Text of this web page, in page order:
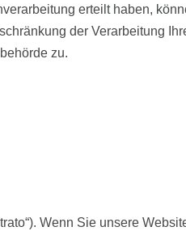
erteilt haben,
der Verarbeitung
zu.
Wenn Sie unsere